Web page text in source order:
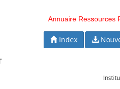
Annuaire Ressources
Index